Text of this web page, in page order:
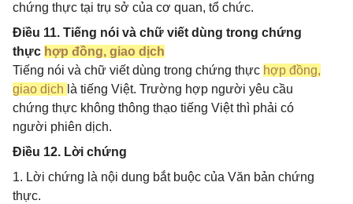
chứng thực tại trụ sở của cơ quan, tổ chức.
Điều 11. Tiếng nói và chữ viết dùng trong chứng
thực hợp đồng, giao dịch
Tiếng nói và chữ viết dùng trong chứng thực hợp đồng,
giao dịch là tiếng Việt. Trường hợp người yêu cầu
chứng thực không thông thạo tiếng Việt thì phải có
người phiên dịch.
Điều 12. Lời chứng
1. Lời chứng là nội dung bắt buộc của Văn bản chứng
thực.